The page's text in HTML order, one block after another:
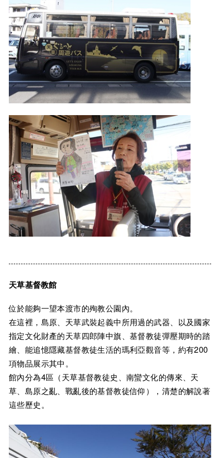
天草基督教館
位於能夠一望本渡市的殉教公園內。
在這裡，島原、天草武裝起義中所用過的武器、以及國家
指定文化財產的天草四郎陣中旗、基督教徒彈壓期時的踏
繪、能追憶隱藏基督教徒生活的瑪利亞觀音等，約有200
項物品展示其中。
館內分為4區（天草基督教徒史、南蠻文化的傳來、天
草、島原之亂、戰亂後的基督教徒信仰），清楚的解說著
這些歷史。